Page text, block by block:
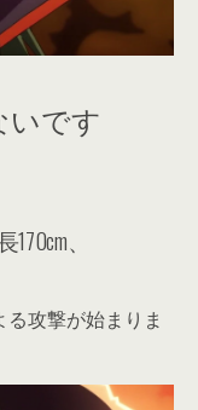
いです
、
攻撃が始まりま